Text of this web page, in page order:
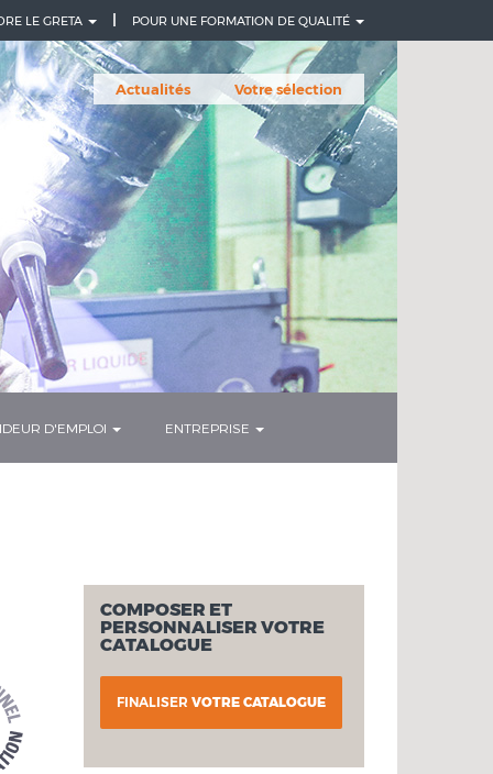
POUR UNE FORMATION DE QUALITÉ
LE GRETA
Actualités Votre sélection
D'EMPLOI ENTREPRISE
COMPOSER ET
PERSONNALISER VOTRE
CATALOGUE
FINALISER VOTRE CATALOGUE